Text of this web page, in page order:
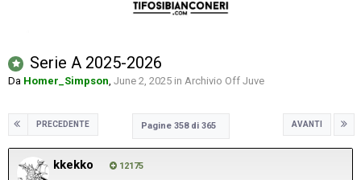
Serie A 2025-2026
Da Homer_Simpson, June 2, 2025 in Archivio Off Juve
PRECEDENTE AVANTI
Pagine 358 di 365
kkekko 12175